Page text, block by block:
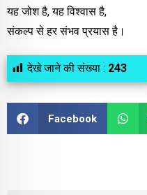
यह जोश है, यह विश्वास है,
संकल्प से हर संभव प्रयास है।
देखे जाने की संख्या : 243
Facebook